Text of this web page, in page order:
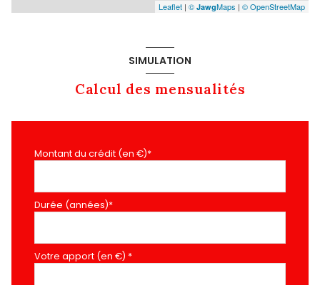
Leaflet | © JawgMaps | © OpenStreetMap
SIMULATION
Calcul des mensualités
Montant du crédit (en €)*
Durée (années)*
Votre apport (en €) *